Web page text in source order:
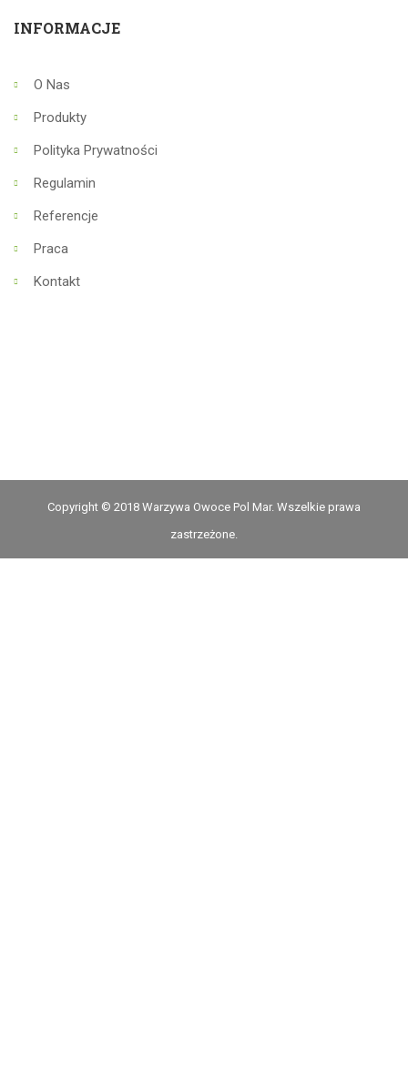
INFORMACJE
O Nas
Produkty
Polityka Prywatności
Regulamin
Referencje
Praca
Kontakt
Copyright © 2018 Warzywa Owoce Pol Mar. Wszelkie prawa
zastrzeżone.